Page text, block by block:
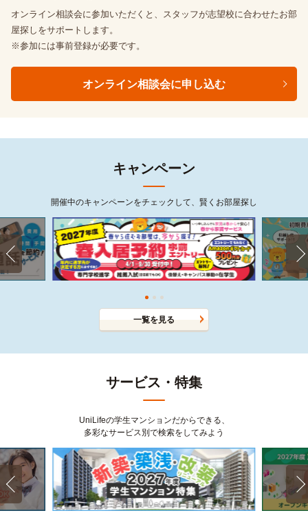
オンライン相談会に参加いただくと、スタッフが志望校に合わせたお部
屋探しをサポートします。
※参加には事前登録が必要です。
オンライン相談会に申し込む
キャンペーン
開催中のキャンペーンをチェックして、賢くお部屋探し
一覧を見る
サービス・特集
UniLifeの学生マンションだからできる、
多彩なサービス別で検索をしてみよう